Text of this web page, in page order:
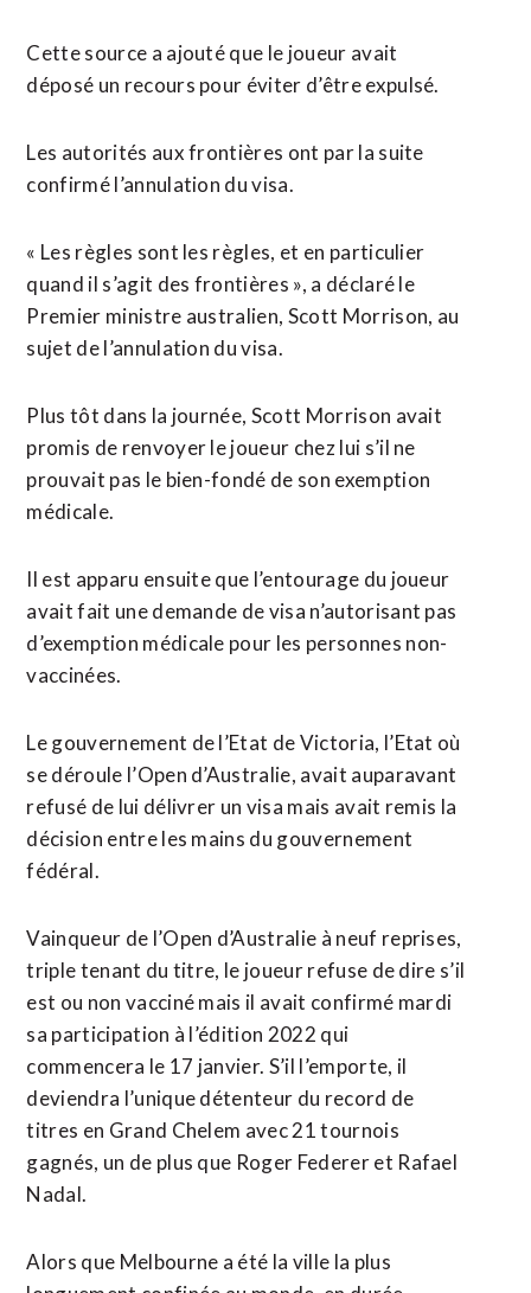
Cette source a ajouté que le joueur avait
déposé un recours pour éviter d’être expulsé.
Les autorités aux frontières ont par la suite
confirmé l’annulation du visa.
« Les règles sont les règles, et en particulier
quand il s’agit des frontières », a déclaré le
Premier ministre australien, Scott Morrison, au
sujet de l’annulation du visa.
Plus tôt dans la journée, Scott Morrison avait
promis de renvoyer le joueur chez lui s’il ne
prouvait pas le bien-fondé de son exemption
médicale.
Il est apparu ensuite que l’entourage du joueur
avait fait une demande de visa n’autorisant pas
d’exemption médicale pour les personnes non-
vaccinées.
Le gouvernement de l’Etat de Victoria, l’Etat où
se déroule l’Open d’Australie, avait auparavant
refusé de lui délivrer un visa mais avait remis la
décision entre les mains du gouvernement
fédéral.
Vainqueur de l’Open d’Australie à neuf reprises,
triple tenant du titre, le joueur refuse de dire s’il
est ou non vacciné mais il avait confirmé mardi
sa participation à l’édition 2022 qui
commencera le 17 janvier. S’il l’emporte, il
deviendra l’unique détenteur du record de
titres en Grand Chelem avec 21 tournois
gagnés, un de plus que Roger Federer et Rafael
Nadal.
Alors que Melbourne a été la ville la plus